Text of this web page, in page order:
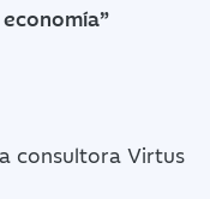
consultora Virtus